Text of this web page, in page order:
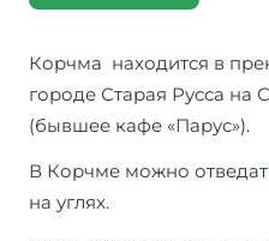
Корчма находится в
городе Старая Русса на
(бывшее кафе «Парус»).
В Корчме можно
на углях.